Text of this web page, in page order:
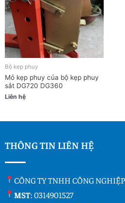
Bộ kẹp phuy
Mỏ kẹp phuy của bộ kẹp phuy
sắt DG720 DG360
Liên hệ
THÔNG TIN LIÊN HỆ
CÔNG TY TNHH CÔNG
MST: 0314901527